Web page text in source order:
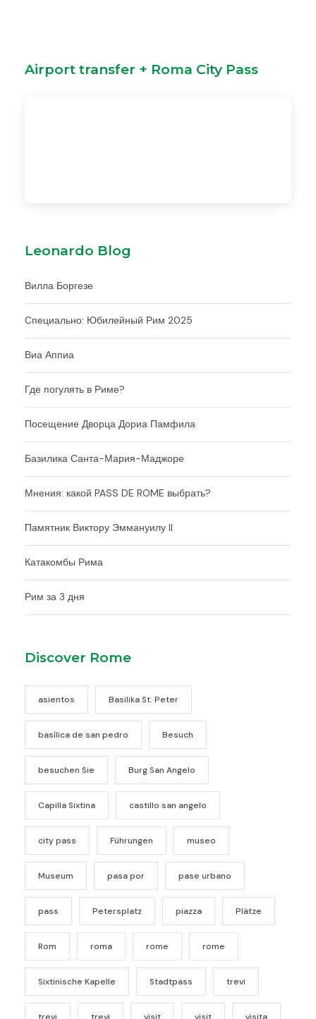
Airport transfer + Roma City Pass
Leonardo Blog
Вилла Боргезе
Специально: Юбилейный Рим 2025
Виа Аппиа
Где погулять в Риме?
Посещение Дворца Дориа Памфила
Базилика Санта-Мария-Маджоре
Мнения: какой PASS DE ROME выбрать?
Памятник Виктору Эммануилу II
Катакомбы Рима
Рим за 3 дня
Discover Rome
asientos Basilika St. Peter
basílica de san pedro Besuch
besuchen Sie Burg San Angelo
Capilla Sixtina castillo san angelo
city pass Führungen museo
Museum pasa por pase urbano
pass Petersplatz piazza Plätze
Rom roma rome rome
Sixtinische Kapelle Stadtpass trevi